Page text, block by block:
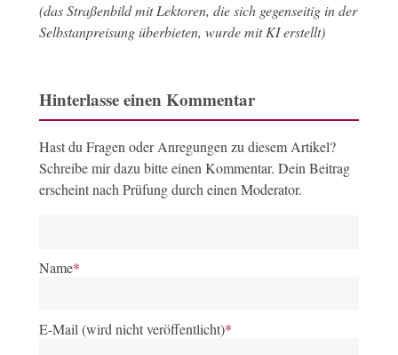
(das Straßenbild mit Lektoren, die sich gegenseitig in der
Selbstanpreisung überbieten, wurde mit KI erstellt)
Hinterlasse einen Kommentar
Hast du Fragen oder Anregungen zu diesem Artikel?
Schreibe mir dazu bitte einen Kommentar. Dein Beitrag
erscheint nach Prüfung durch einen Moderator.
Name*
E-Mail (wird nicht veröffentlicht)*